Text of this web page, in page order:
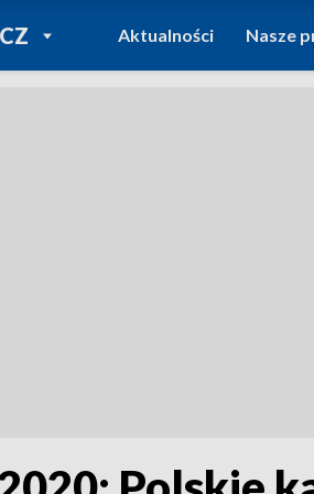
DO
REGIONY
Aktualności Nasze